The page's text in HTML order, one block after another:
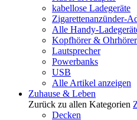
kabellose Ladegeräte
Zigarettenanzünder-
Alle Handy-
Kopfhörer & Ohrhörer
Lautsprecher
Powerbanks
USB
Alle Artikel anzeigen
Zuhause & Leben
Zurück zu allen Kategorien
Decken